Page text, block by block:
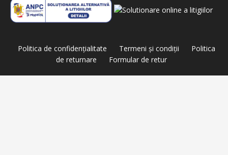
Politica de confidenţialitate Termeni şi condiţii
Politica
de returnare
Formular de retur